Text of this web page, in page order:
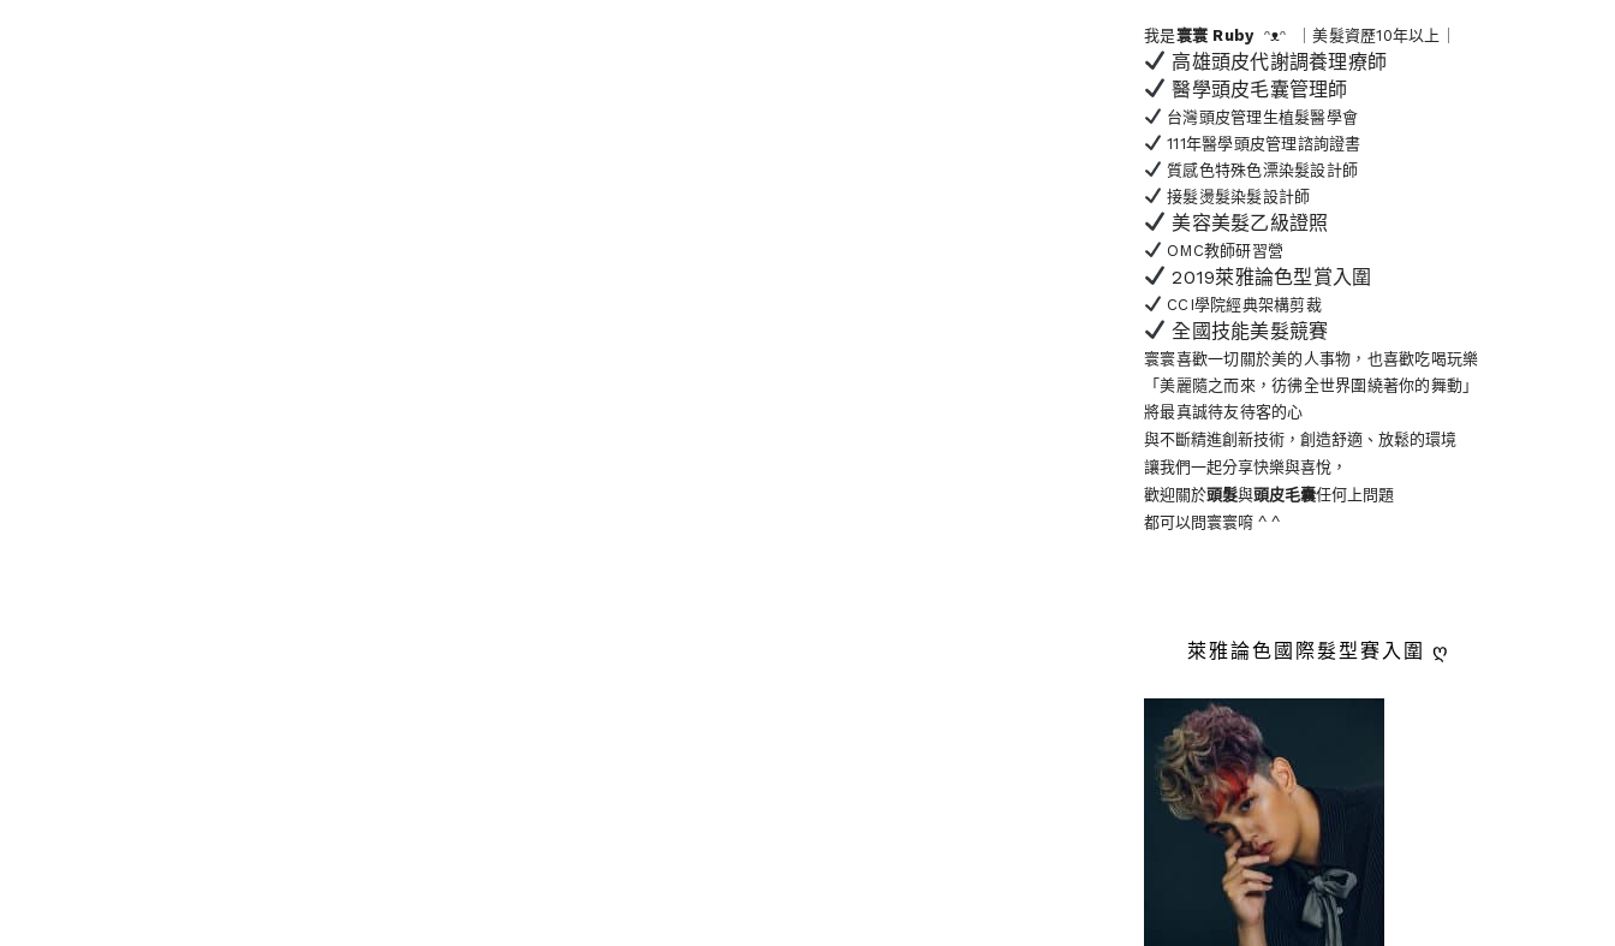
我是寰寰 Ruby ᵔᴥᵔ ｜美髮資歷10年以上｜
高雄頭皮代謝調養理療師
醫學頭皮毛囊管理師
台灣頭皮管理生植髮醫學會
111年醫學頭皮管理諮詢證書
質感色特殊色漂染髮設計師
接髮燙髮染髮設計師
美容美髮乙級證照
OMC教師研習營
2019萊雅論色型賞入圍
CCI學院經典架構剪裁
全國技能美髮競賽
寰寰喜歡一切關於美的人事物 ，也喜歡吃喝玩樂
「美麗隨之而來，彷彿全世界圍繞著你的舞動」
將最真誠待友待客的心
與不斷精進創新技術，創造舒適、放鬆的環境
讓我們一起分享快樂與喜悅，
歡迎關於頭髮與頭皮毛囊任何上問題
都可以問寰寰唷 ^ ^
萊雅論色國際髮型賽入圍 ღ